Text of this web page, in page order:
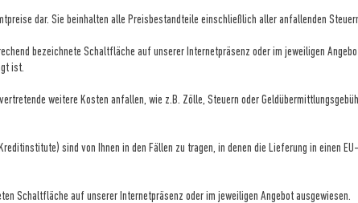
dar. Sie beinhalten alle Preisbestandteile einschließlich aller anfallenden
bezeichnete Schaltfläche auf unserer Internetpräsenz oder im jeweiligen
ist.
weitere Kosten anfallen, wie z.B. Zölle, Steuern oder
sind von Ihnen in den Fällen zu tragen, in denen die Lieferung in einen
Schaltfläche auf unserer Internetpräsenz oder im jeweiligen Angebot ausgewiesen.